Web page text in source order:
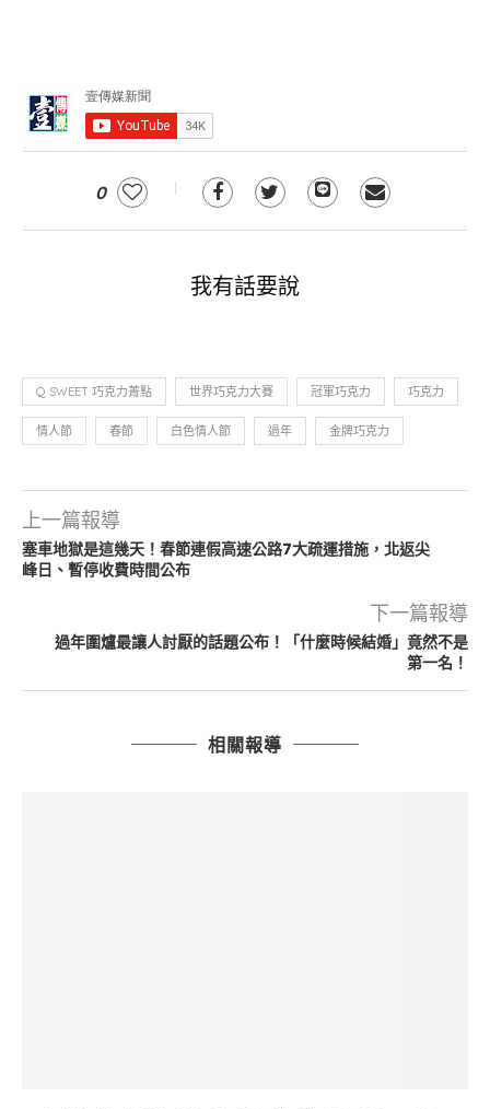
0
我有話要說
Q SWEET 巧克力菁點 世界巧克力大賽 冠軍巧克力 巧克力
情人節 春節 白色情人節 過年 金牌巧克力
上一篇報導
塞車地獄是這幾天！春節連假高速公路7大疏運措施，北返尖
峰日、暫停收費時間公布
下一篇報導
過年圍爐最讓人討厭的話題公布！「什麼時候結婚」竟然不是
第一名！
相關報導